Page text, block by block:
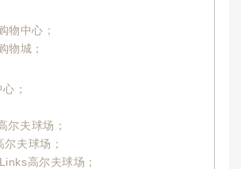
物中心；
物城；
；
夫球场；
夫球场；
高尔夫球场；